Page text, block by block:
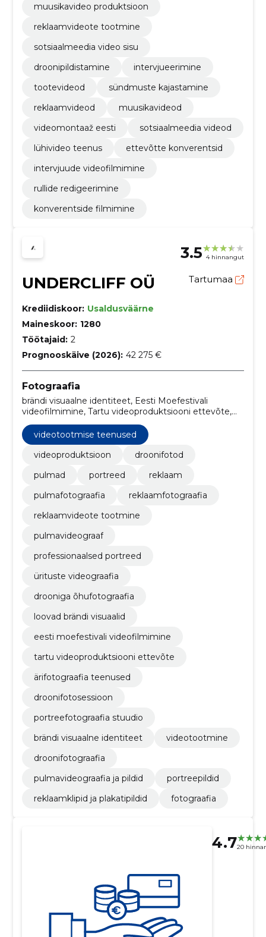
muusikavideo produktsioon
reklaamvideote tootmine
sotsiaalmeedia video sisu
droonipildistamine
intervjueerimine
tootevideod
sündmuste kajastamine
reklaamvideod
muusikavideod
videomontaaž eesti
sotsiaalmeedia videod
lühivideo teenus
ettevõtte konverentsid
intervjuude videofilmimine
rullide redigeerimine
konverentside filmimine
3.5 4 hinnangut
UNDERCLIFF OÜ Tartumaa
Krediidiskoor: Usaldusväärne
Maineskoor: 1280
Töötajaid: 2
Prognooskäive (2026): 42 275 €
Fotograafia
brändi visuaalne identiteet, Eesti Moefestivali
videofilmimine, Tartu videoproduktsiooni ettevõte,
portreefotograafia stuudio, Reklaamiteenused,
pulmavideograafia ja pildid, reklaamklipid ja
plakatipildid, Portreepildid
videotootmise teenused
videoproduktsioon
droonifotod
pulmad
portreed
reklaam
pulmafotograafia
reklaamfotograafia
reklaamvideote tootmine
pulmavideograaf
professionaalsed portreed
ürituste videograafia
drooniga õhufotograafia
loovad brändi visuaalid
eesti moefestivali videofilmimine
tartu videoproduktsiooni ettevõte
ärifotograafia teenused
droonifotosessioon
portreefotograafia stuudio
brändi visuaalne identiteet
videotootmine
droonifotograafia
pulmavideograafia ja pildid
portreepildid
reklaamklipid ja plakatipildid
fotograafia
4.720